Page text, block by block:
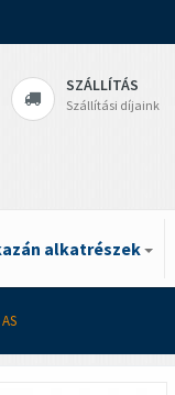
SZÁLLÍTÁS
Szállítási díjaink
alkatrészek